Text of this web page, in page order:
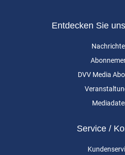
Entdecken Sie
DVV Media
Service /